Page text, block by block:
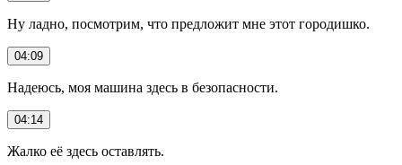
Ну ладно, посмотрим, что предложит мне этот городишко.
04:09
Надеюсь, моя машина здесь в безопасности.
04:14
Жалко её здесь оставлять.